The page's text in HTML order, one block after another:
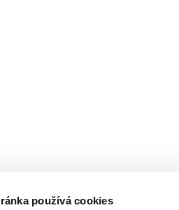
používá cookies